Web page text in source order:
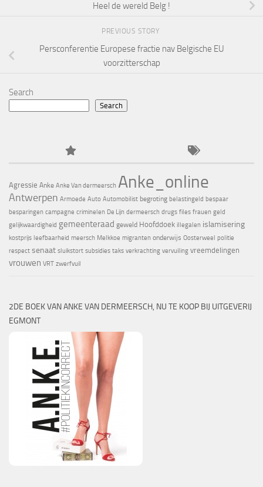
Heel de wereld Belg !
PREVIOUS STORY
Persconferentie Europese fractie nav Belgische EU
voorzitterschap
Search
Search
Agressie Anke Anke Van dermeersch Anke_online
Antwerpen Armoede Auto Automobilist begroting belastingeld bespaar
besparingen campagne criminelen De Lijn dermeersch drugs files frauen geld
gelijkwaardigheid gemeenteraad geweld Hoofddoek illegalen islamisering
kostprijs leefbaarheid meersch Melkkoe migranten onderwijs Oosterweel politie
respect senaat sluikstort subsidies taks verkrachting vervuiling vreemdelingen
vrouwen VRT zwerfvuil
2DE BOEK VAN ANKE VAN DERMEERSCH, NU TE KOOP BIJ UITGEVERIJ
EGMONT